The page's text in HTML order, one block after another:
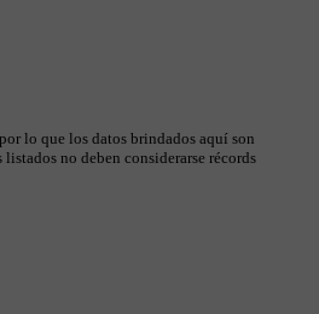
lo que los datos brindados aquí son
no deben considerarse récords